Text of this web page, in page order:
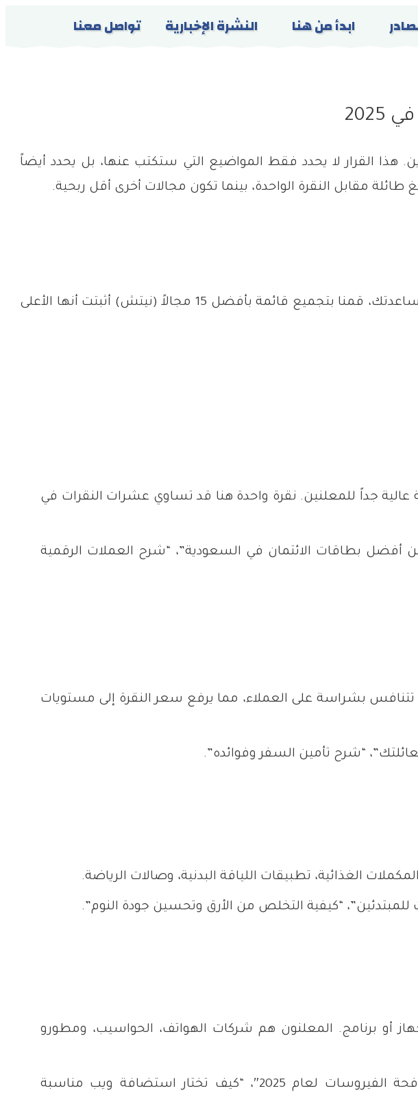
ابدأ من هنا النشرة الإخبارية تواصل معنا
هذا القرار لا يحدد فقط المواضيع التي ستكتب عنها، بل يحدد أيضاً
مقابل النقرة الواحدة، بينما تكون مجالات أخرى أقل ربحية.
شغفك سيضمن استمراريتك، وربحية المجال ستضمن أن مجهودك سيؤتي ثماره. لمساعدتك، قمنا بتجميع قائمة بأفضل 15 مجالاً (نيتش) أثبتت أنها الأعلى
عالية جداً للمعلنين. نقرة واحدة هنا قد تساوي عشرات النقرات في
أفضل بطاقات الائتمان في السعودية”، “شرح العملات الرقمية
بشراسة على العملاء، مما يرفع سعر النقرة إلى مستويات
“شرح تأمين السفر وفوائده”.
الغذائية، تطبيقات اللياقة البدنية، وصالات الرياضة.
أو برنامج. المعلنون هم شركات الهواتف، الحواسيب، ومطورو
“مراجعة شاملة لهاتف iPhone الجديد”، “أفضل 5 برامج لمكافحة الفيروسات لعام 2025″، “كيف تختار استضافة ويب مناسبة